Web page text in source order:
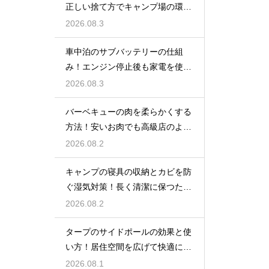
正しい捨て方でキャンプ場の環境
を守る
2026.08.3
車中泊のサブバッテリーの仕組
み！エンジン停止後も家電を使う
ための知識
2026.08.3
バーベキューの肉を柔らかくする
方法！安いお肉でも高級店のよう
に美味しく
2026.08.2
キャンプの寝具の収納とカビを防
ぐ湿気対策！長く清潔に保つため
の手入れ
2026.08.2
タープのサイドポールの効果と使
い方！居住空間を広げて快適に過
ごす技
2026.08.1